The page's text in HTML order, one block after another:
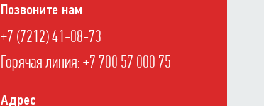
Позвоните нам
+7 (7212) 41-08-73
Горячая линия: +7 700 57 000 75
Адрес